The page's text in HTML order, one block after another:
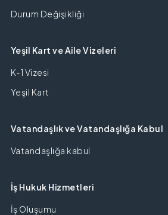
Durum Değişikliği
Yeşil Kart ve Aile Vizeleri
K-1 Vizesi
Yeşil Kart
Vatandaşlık ve Vatandaşlığa Kabul
Vatandaşlığa kabul
İş Hukuk Hizmetleri
İş Oluşumu